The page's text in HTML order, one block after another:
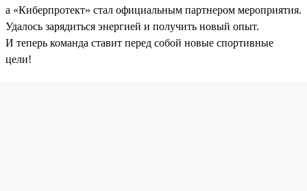
а «Киберпротект» стал официальным партнером мероприятия.
Удалось зарядиться энергией и получить новый опыт.
И теперь команда ставит перед собой новые спортивные
цели!